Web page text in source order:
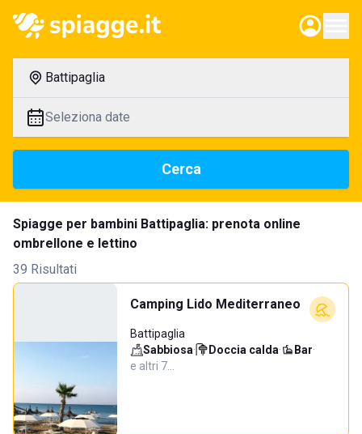
Battipaglia
Seleziona date
Cerca
Spiagge per bambini Battipaglia: prenota online
ombrellone e lettino
39 Risultati
Camping Lido Mediterraneo
Battipaglia
Sabbiosa· Doccia calda· Bar·
e altri 7…